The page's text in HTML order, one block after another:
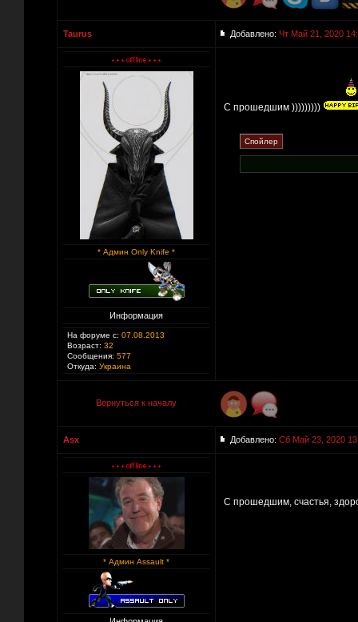
Taurus Добавлено: Чт Май 21, 2020
* Админ Only Knife *
Информация
На форуме с: 07.08.2013
Возраст: 32
Сообщения: 577
Откуда: Украина
С прошедшим )))))))))
Вернуться к началу
Asx Добавлено: Сб Май 23, 2020
* Админ Assault *
С прошедшим, счастья,